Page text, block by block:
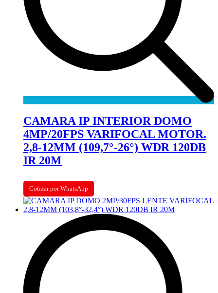
CAMARA IP INTERIOR DOMO
4MP/20FPS VARIFOCAL MOTOR.
2,8-12MM (109,7°-26°) WDR 120DB
IR 20M
Cotizar por WhatsApp